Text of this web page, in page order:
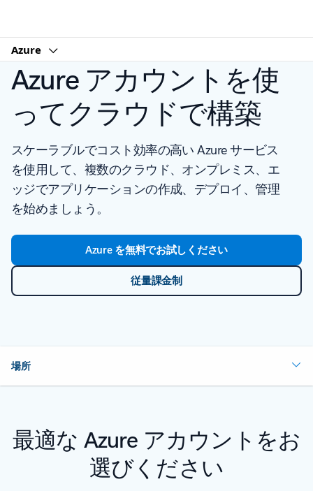
Azure
Azure アカウントを使
ってクラウドで構築
スケーラブルでコスト効率の高い Azure サービス
を使用して、複数のクラウド、オンプレミス、エ
ッジでアプリケーションの作成、デプロイ、管理
を始めましょう。
Azure を無料でお試しください
従量課金制
場所
最適な Azure アカウントをお
選びください